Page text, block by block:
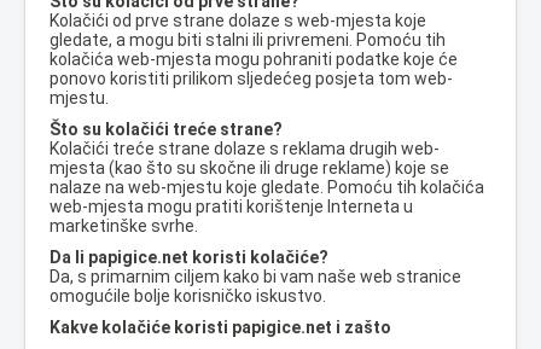
Kolačići od prve strane dolaze s web-mjesta koje
gledate, a mogu biti stalni ili privremeni. Pomoću tih
kolačića web-mjesta mogu pohraniti podatke koje će
ponovo koristiti prilikom sljedećeg posjeta tom web-
mjestu.
Što su kolačići treće strane?
Kolačići treće strane dolaze s reklama drugih web-
mjesta (kao što su skočne ili druge reklame) koje se
nalaze na web-mjestu koje gledate. Pomoću tih kolačića
web-mjesta mogu pratiti korištenje Interneta u
marketinške svrhe.
Da li papigice.net koristi kolačiće?
Da, s primarnim ciljem kako bi vam naše web stranice
omogućile bolje korisničko iskustvo.
Kakve kolačiće koristi papigice.net i zašto